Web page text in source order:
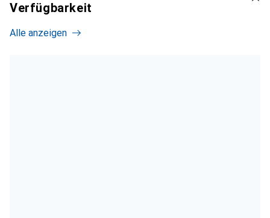
Verfügbarkeit
Alle anzeigen